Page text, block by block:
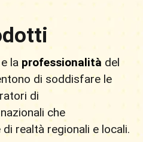
e la professionalità del
di soddisfare le
di
che
realtà regionali e locali.